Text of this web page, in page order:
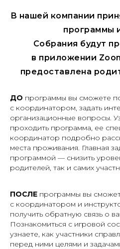
В нашей компании
программы
Собрания будут
в приложении
предоставлена
ДО программы вы сможете
с координатором, задать
организационные вопросы.
проходить программа, ее
координатор подробно
места проживания. Главная
программой — снизить
родителей, так и самих
ПОСЛЕ программы вы
с координатором и
получить обратную связь о
Познакомиться с игровой
узнаете, как участники
перед ними целями и